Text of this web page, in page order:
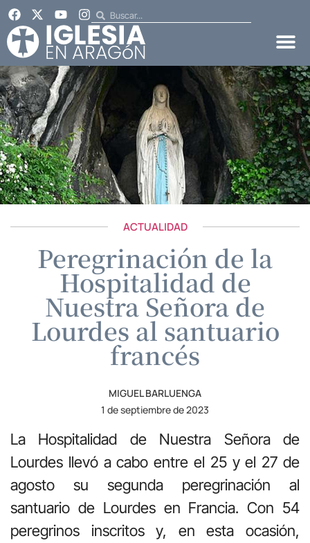
ACTUALIDAD
Peregrinación de la
Hospitalidad de
Nuestra Señora de
Lourdes al santuario
francés
MIGUEL BARLUENGA
1 de septiembre de 2023
La Hospitalidad de Nuestra Señora de
Lourdes llevó a cabo entre el 25 y el 27 de
agosto su segunda peregrinación al
santuario de Lourdes en Francia. Con 54
peregrinos inscritos y, en esta ocasión,